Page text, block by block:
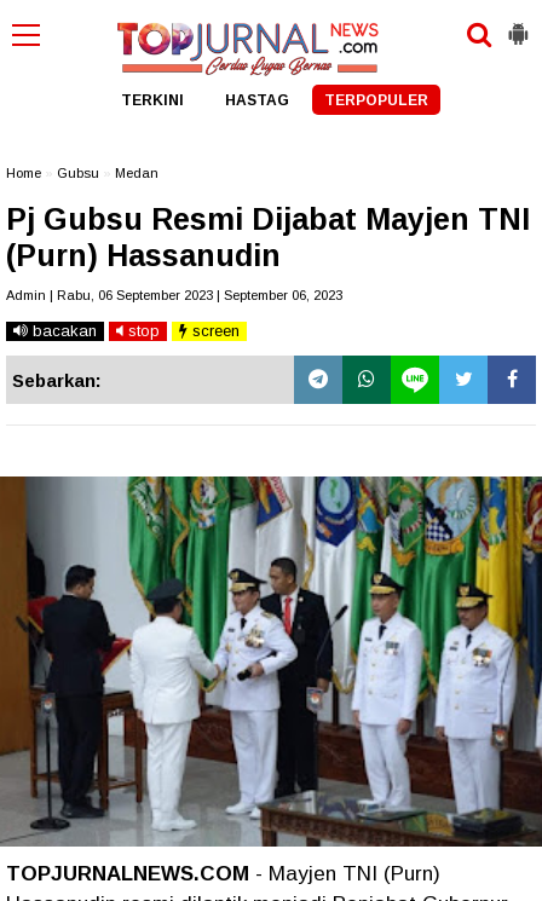
TERKINI HASTAG TERPOPULER
Home Gubsu Medan
Pj Gubsu Resmi Dijabat Mayjen TNI
(Purn) Hassanudin
Admin | Rabu, 06 September 2023 | September 06, 2023
bacakan stop screen
Sebarkan:
TOPJURNALNEWS.COM - Mayjen TNI (Purn)